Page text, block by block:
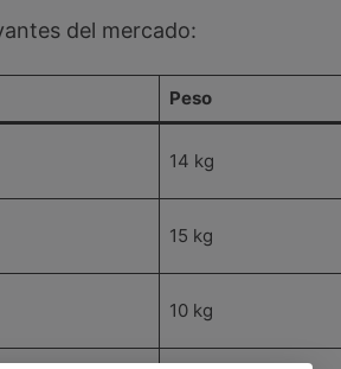
del mercado:
Peso
14 kg
15 kg
10 kg